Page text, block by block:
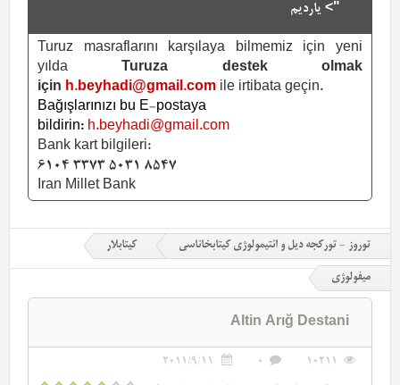
"> یاردیم
Turuz masraflarını karşılaya bilmemiz için yeni
yılda
Turuza destek olmak
için h.beyhadi@gmail.com ile irtibata geçin.
Bağışlarınızı bu E-postaya
bildirin: h.beyhadi@gmail.com
Bank kart bilgileri:
6104 3373 5031 8547
Iran Millet Bank
توروز - تورکجه دیل و ائتیمولوژی کیتابخاناسی کیتابلار
میفولوژی
Altin Arığ Destani
10211
0
2011/9/11